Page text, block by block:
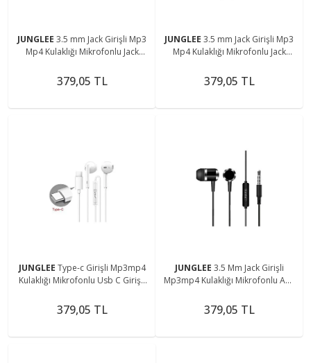
JUNGLEE 3.5 mm Jack Girişli Mp3
Mp4 Kulaklığı Mikrofonlu Jack
379,05 TL
JUNGLEE 3.5 mm Jack Girişli Mp3
Mp4 Kulaklığı Mikrofonlu Jack
379,05 TL
JUNGLEE Type-c Girişli Mp3mp4
Kulaklığı Mikrofonlu Usb C Girişli
379,05 TL
JUNGLEE 3.5 Mm Jack Girişli
Mp3mp4 Kulaklığı Mikrofonlu Aux
379,05 TL